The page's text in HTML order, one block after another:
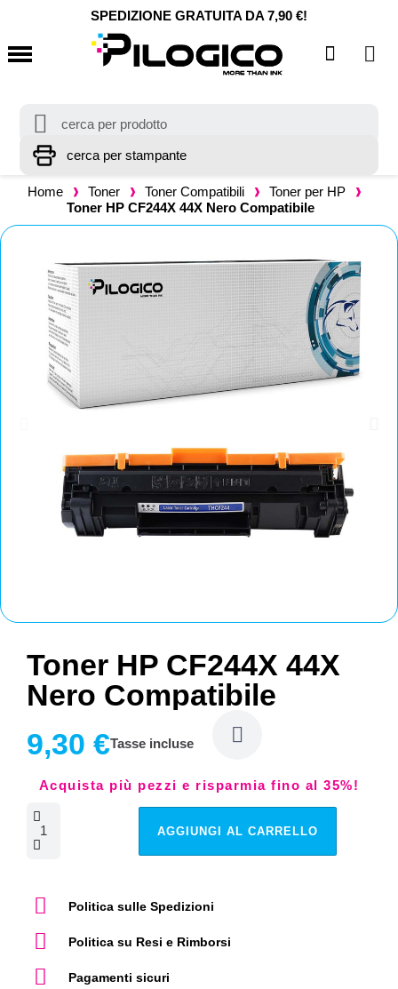
SPEDIZIONE GRATUITA DA 7,90 €!
Home Toner Toner Compatibili
Toner per HP
Toner HP CF244X 44X Nero Compatibile
Toner HP CF244X 44X
Nero Compatibile
9,30 €Tasse incluse
Acquista più pezzi e risparmia fino al 35%!
AGGIUNGI AL CARRELLO
Politica sulle Spedizioni
Politica su Resi e Rimborsi
Pagamenti sicuri